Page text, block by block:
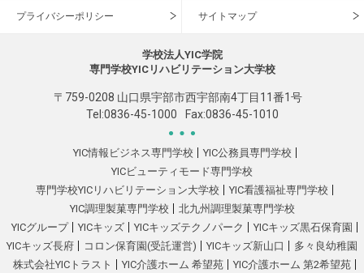
プライバシーポリシー サイトマップ
学校法人YIC学院
専門学校YICリハビリテーション大学校
〒759-0208 山口県宇部市西宇部南4丁目11番1号
Tel:0836-45-1000 Fax:0836-45-1010
YIC情報ビジネス専門学校
YIC公務員専門学校
YICビューティモード専門学校
専門学校YICリハビリテーション大学校
YIC看護福祉専門学校
YIC調理製菓専門学校
北九州調理製菓専門学校
YICグループ
YICキッズ YICキッズテクノパーク
YICキッズ黒石保育園
YICキッズ長府
コロン保育園(受託運営) YICキッズ新山口
多々良幼稚園
株式会社YICトラスト
YIC介護ホーム 希望苑 YIC介護ホーム 第2希望苑